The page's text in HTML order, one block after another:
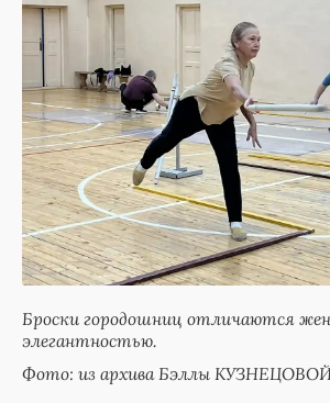
Броски городошниц отличаются
элегантностью.
Фото: из архива Бэллы